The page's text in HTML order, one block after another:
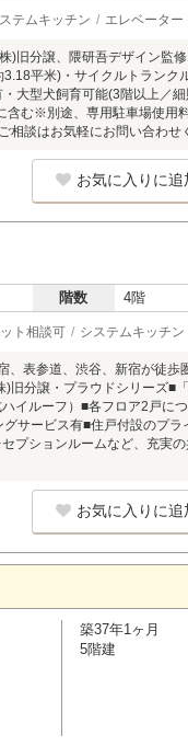
テムキッチン エレベーター
)旧分譲、隈研吾デザイン監
平米)・サイクルトランク
大型犬飼育可能(3階以上／
む※別途、専用駐車場使用
はお気軽にお問い合わせ
お気に入りに追
階数 4階
ト相談可 システムキッチン
表参道、渋谷、新宿が徒歩
旧分譲・プラウドシリーズ■
イルーフ）■各フロア2戸に
サービス有■住戸付設のプ
プションルームなど、充実
お気に入りに追
築37年1ヶ月
5階建